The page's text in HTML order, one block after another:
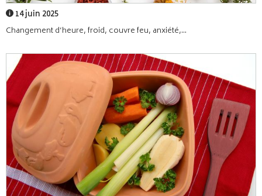
14 juin 2025
Changement d’heure, froid, couvre feu, anxiété,...